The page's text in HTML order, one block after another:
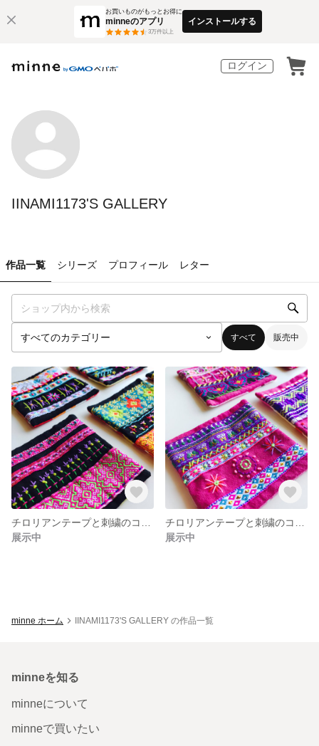
お買いものがもっとお得に
minneのアプリ
3万件以上
インストールする
ログイン
IINAMI1173'S GALLERY
作品一覧 シリーズ プロフィール レター
すべて 販売中
展示中
展示中
minne ホーム IINAMI1173'S GALLERY の作品一覧
minneを知る
minneについて
minneで買いたい